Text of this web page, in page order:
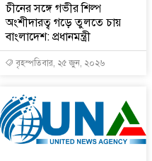
চীনের সঙ্গে গভীর শিল্প
অংশীদারত্ব গড়ে তুলতে চায়
বাংলাদেশ: প্রধানমন্ত্রী
বৃহস্পতিবার, ২৫ জুন, ২০২৬